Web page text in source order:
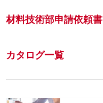
材料技術部申請依頼書
カタログ一覧